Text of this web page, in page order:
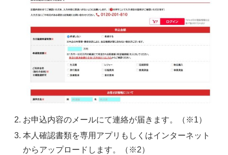
お申込内容のメールにて連絡が届きます。（※1）
本人確認書類を専用アプリもしくはインターネット
からアップロードします。（※2）